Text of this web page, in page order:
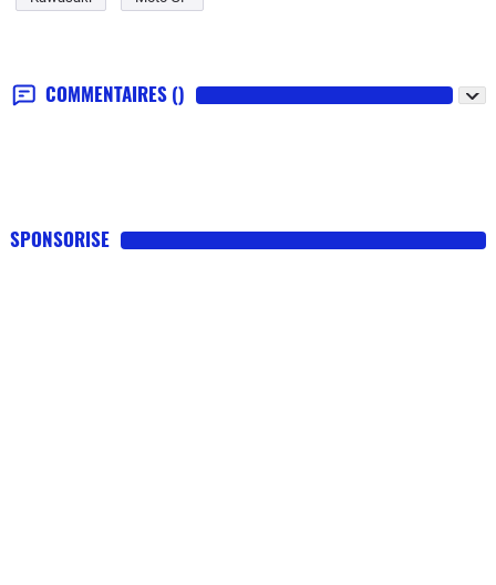
COMMENTAIRES ()
SPONSORISE